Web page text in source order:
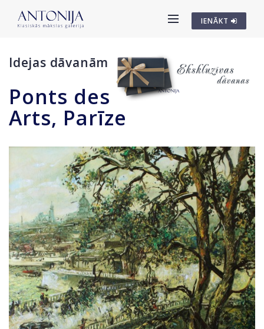
IENĀKT
Idejas dāvanām
Ponts des
Arts, Parīze